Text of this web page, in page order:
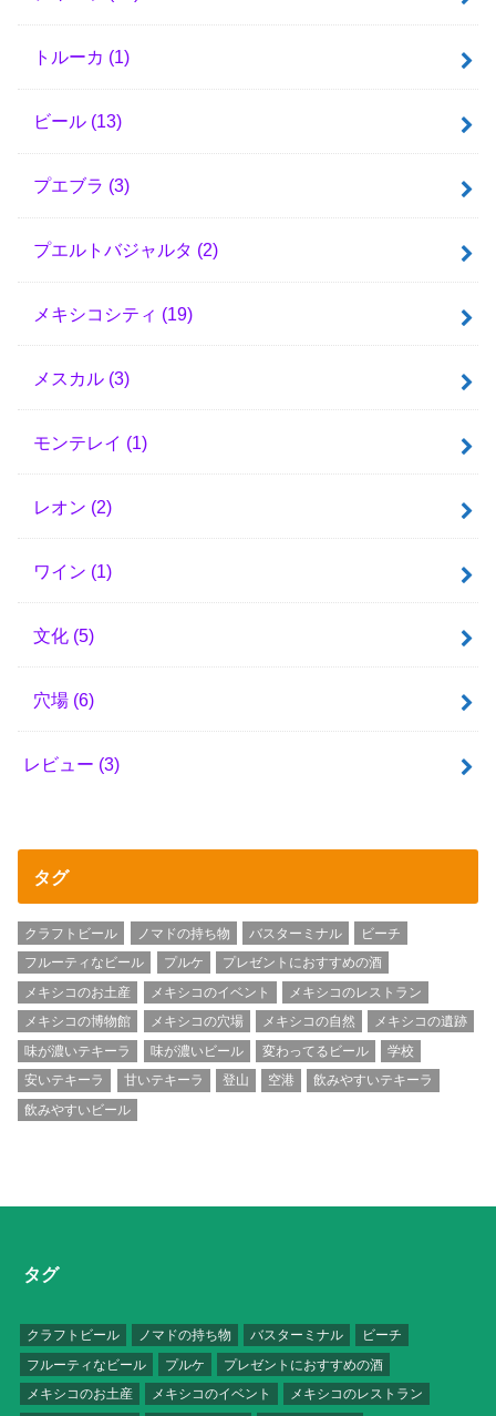
トルーカ (1)
ビール (13)
プエブラ (3)
プエルトバジャルタ (2)
メキシコシティ (19)
メスカル (3)
モンテレイ (1)
レオン (2)
ワイン (1)
文化 (5)
穴場 (6)
レビュー (3)
タグ
クラフトビール ノマドの持ち物 バスターミナル
ビーチ
フルーティなビール
プルケ
プレゼントにおすすめの酒
メキシコのお土産
メキシコのイベント
メキシコのレストラン
メキシコの博物館
メキシコの穴場 メキシコの自然
メキシコの遺跡
味が濃いテキーラ
味が濃いビール 変わってるビール
学校
安いテキーラ
甘いテキーラ 登山 空港
飲みやすいテキーラ
飲みやすいビール
タグ
クラフトビール ノマドの持ち物 バスターミナル
ビーチ
フルーティなビール
プルケ
プレゼントにおすすめの酒
メキシコのお土産
メキシコのイベント
メキシコのレストラン